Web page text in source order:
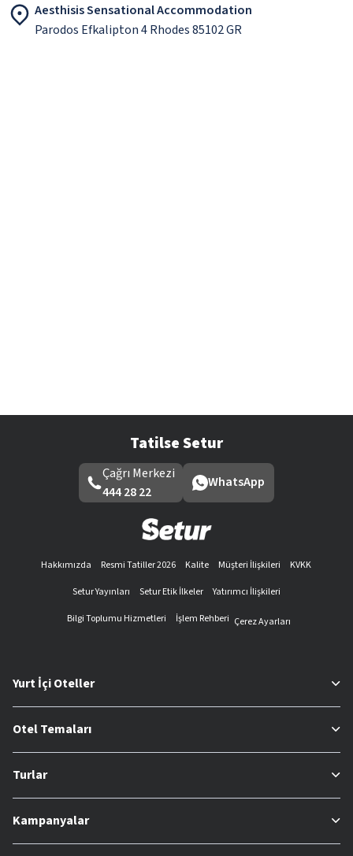
Aesthisis Sensational Accommodation
Parodos Efkalipton 4 Rhodes 85102 GR
Tatilse Setur
Çağrı Merkezi
444 28 22
WhatsApp
Hakkımızda Resmi Tatiller 2026 Kalite Müşteri İlişkileri
KVKK
Setur Yayınları
Setur Etik İlkeler
Yatırımcı İlişkileri
Bilgi Toplumu Hizmetleri
İşlem Rehberi Çerez Ayarları
Yurt İçi Oteller
Otel Temaları
Turlar
Kampanyalar